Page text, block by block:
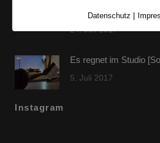
Jehnichen]
24. Juli 2017
Es regnet im Studio
5. Juli 2017
Instagram
Datenschutz |